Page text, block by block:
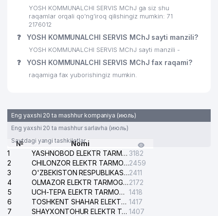
YOSH KOMMUNALCHI SERVIS MChJ ga siz shu
raqamlar orqali qo’ng’iroq qilishingiz mumkin: 71
2176012
❓ YOSH KOMMUNALCHI SERVIS MChJ sayti manzili?
YOSH KOMMUNALCHI SERVIS MChJ sayti manzili -
❓ YOSH KOMMUNALCHI SERVIS MChJ fax raqami?
raqamiga fax yuborishingiz mumkin.
Eng yaxshi 20 ta mashhur kompaniya (июль)
Eng yaxshi 20 ta mashhur sarlavha (июль)
Saytdagi yangi tashkilotlar
№
Nomi
1
YASHNOBOD ELEKTR TARMOG'I NOSOZLIKLARI XIZMATI 3182
2
CHILONZOR ELEKTR TARMOG'I NOSOZLIK XIZMATI2459
3
O'ZBEKISTON RESPUBLIKASI BOSH PROKURATURASI ISHONCH TELEFONI2411
4
OLMAZOR ELEKTR TARMOG'I NOSOZLIKLARI XIZMATI2172
5
UCH-TEPA ELEKTR TARMOG'I NOSOZLIKLARI XIZMATI 1418
6
TOSHKENT SHAHAR ELEKTR TARMOQLARI KORXONASI AJ 1417
7
SHAYXONTOHUR ELEKTR TARMOG'I NOSOZLIKLARINI TUZATISH XIZMATI 1407